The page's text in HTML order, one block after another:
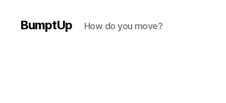
BumptUp How do you move?